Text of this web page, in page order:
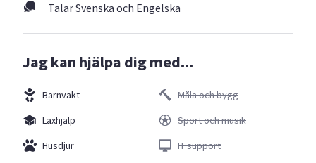
Talar Svenska och Engelska
Jag kan hjälpa dig med...
Barnvakt
Läxhjälp
Husdjur
Måla och bygg
Sport och musik
IT support